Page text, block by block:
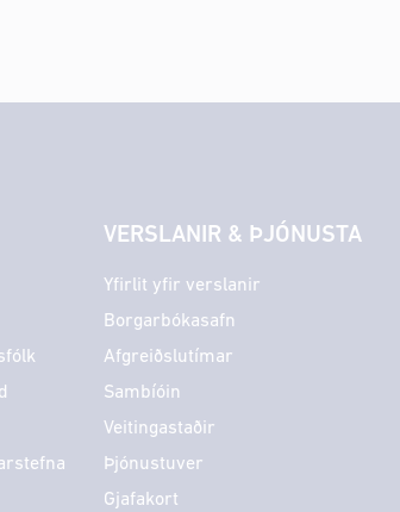
VERSLANIR & ÞJÓNUSTA
Yfirlit yfir verslanir
Borgarbókasafn
Afgreiðslutímar
Sambíóin
Veitingastaðir
Þjónustuver
Gjafakort